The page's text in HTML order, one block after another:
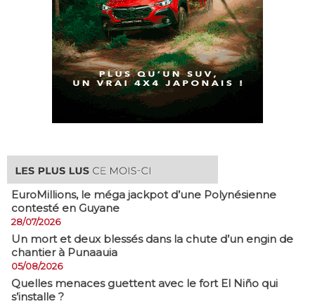
EuroMillions, ​le méga jackpot d’une Polynésienne
contesté en Guyane
28/07/2026
​Un mort et deux blessés dans la chute d’un engin de
chantier à Punaauia
05/08/2026
Quelles menaces guettent avec le fort El Niño qui
s’installe ?